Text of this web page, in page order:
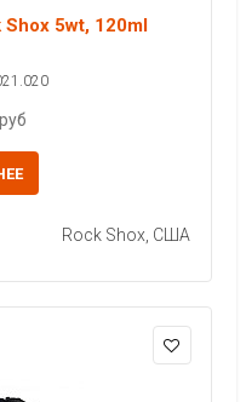
5wt, 120ml
руб
Rock Shox, США